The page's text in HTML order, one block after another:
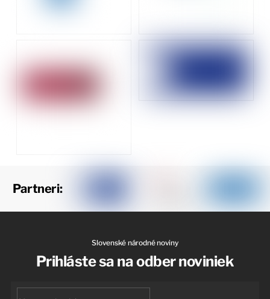
Partneri:
Slovenské národné noviny
Prihláste sa na odber noviniek